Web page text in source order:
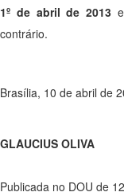
1º de abril de 2013
contrário.
Brasília, 10 de abril de
GLAUCIUS OLIVA
Publicada no DOU de